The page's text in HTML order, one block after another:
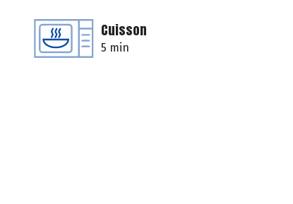
Cuisson
5 min